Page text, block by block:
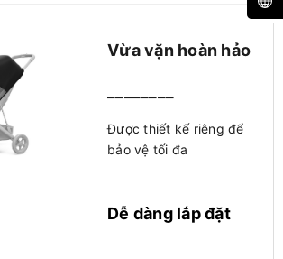
Vừa vặn hoàn hảo
Được thiết kế riêng để
bảo vệ tối đa
Dễ dàng lắp đặt